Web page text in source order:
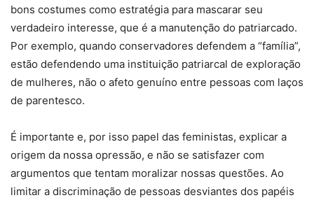
bons costumes como estratégia para mascarar seu
verdadeiro interesse, que é a manutenção do patriarcado.
Por exemplo, quando conservadores defendem a “família”,
estão defendendo uma instituição patriarcal de exploração
de mulheres, não o afeto genuíno entre pessoas com laços
de parentesco.
É importante e, por isso papel das feministas, explicar a
origem da nossa opressão, e não se satisfazer com
argumentos que tentam moralizar nossas questões. Ao
limitar a discriminação de pessoas desviantes dos papéis